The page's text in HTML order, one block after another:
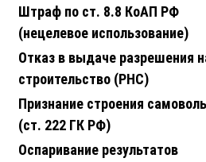
Штраф по ст. 8.8 КоАП РФ
(нецелевое использование)
Отказ в выдаче разрешения
строительство (РНС)
Признание строения
(ст. 222 ГК РФ)
Оспаривание результатов